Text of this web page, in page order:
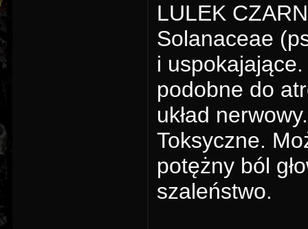
LULEK
Solanaceae
i
podobne do
układ nerwowy.
Toksyczne.
potężny ból
szaleństwo.